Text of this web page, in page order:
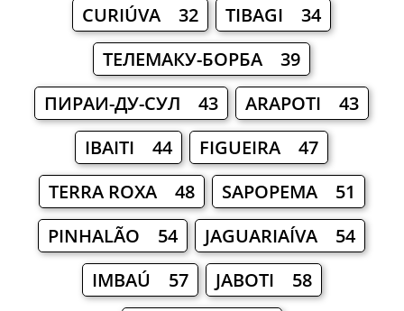
CURIÚVA 32
TIBAGI 34
ТЕЛЕМАКУ-БОРБА 39
ПИРАИ-ДУ-СУЛ 43
ARAPOTI 43
IBAITI 44
FIGUEIRA 47
TERRA ROXA 48
SAPOPEMA 51
PINHALÃO 54
JAGUARIAÍVA 54
IMBAÚ 57
JABOTI 58